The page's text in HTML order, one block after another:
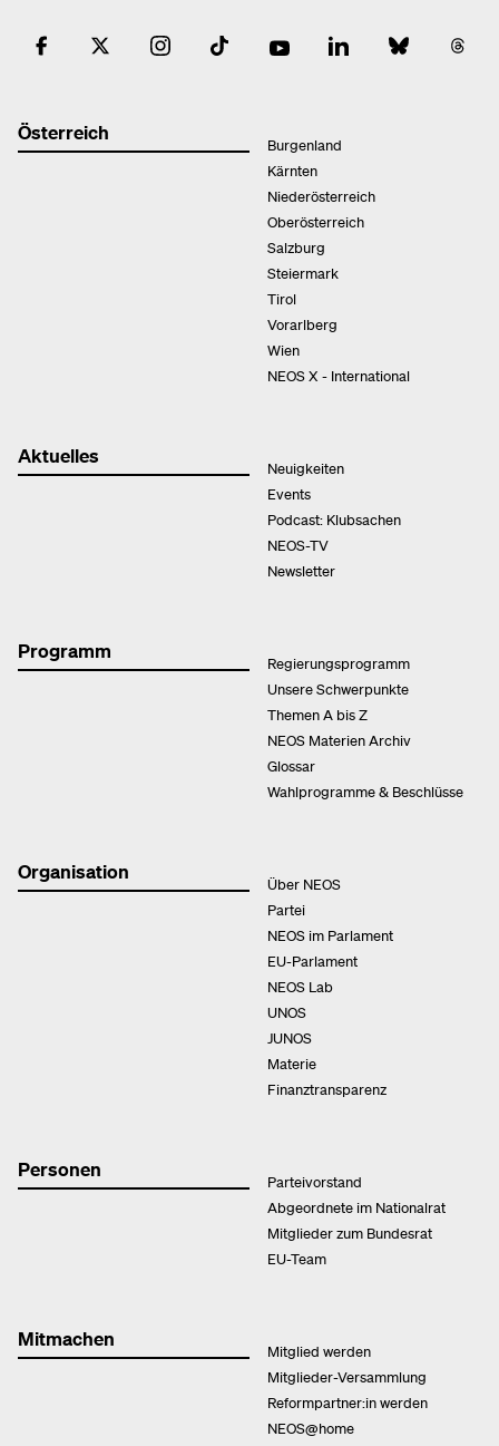
Österreich
Burgenland
Kärnten
Niederösterreich
Oberösterreich
Salzburg
Steiermark
Tirol
Vorarlberg
Wien
NEOS X - International
Aktuelles
Neuigkeiten
Events
Podcast: Klubsachen
NEOS-TV
Newsletter
Programm
Regierungsprogramm
Unsere Schwerpunkte
Themen A bis Z
NEOS Materien Archiv
Glossar
Wahlprogramme & Beschlüsse
Organisation
Über NEOS
Partei
NEOS im Parlament
EU-Parlament
NEOS Lab
UNOS
JUNOS
Materie
Finanztransparenz
Personen
Parteivorstand
Abgeordnete im Nationalrat
Mitglieder zum Bundesrat
EU-Team
Mitmachen
Mitglied werden
Mitglieder-Versammlung
Reformpartner:in werden
NEOS@home